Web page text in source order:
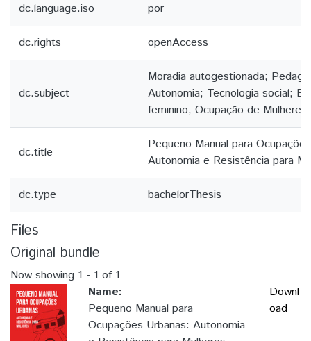
dc.language.iso por
dc.rights openAccess
dc.subject
Moradia autogestionada;
Autonomia; Tecnologia social;
feminino; Ocupação de
dc.title
Pequeno Manual para
Autonomia e Resistência para
dc.type bachelorThesis
Files
Original bundle
Now showing 1 - 1 of 1
Name:
Pequeno Manual para
Ocupações Urbanas: Autonomia
Downl
oad